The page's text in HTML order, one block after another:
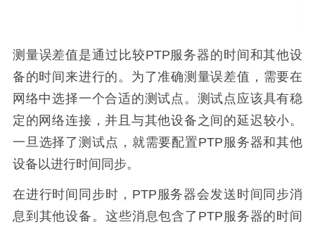
测量误差值是通过比较PTP服务器的时间和其他设
备的时间来进行的。为了准确测量误差值，需要在
网络中选择一个合适的测试点。测试点应该具有稳
定的网络连接，并且与其他设备之间的延迟较小。
一旦选择了测试点，就需要配置PTP服务器和其他
设备以进行时间同步。
在进行时间同步时，PTP服务器会发送时间同步消
息到其他设备。这些消息包含了PTP服务器的时间